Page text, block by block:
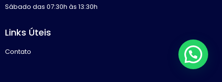
Sábado das 07:30h às 13:30h
Links Úteis
Contato